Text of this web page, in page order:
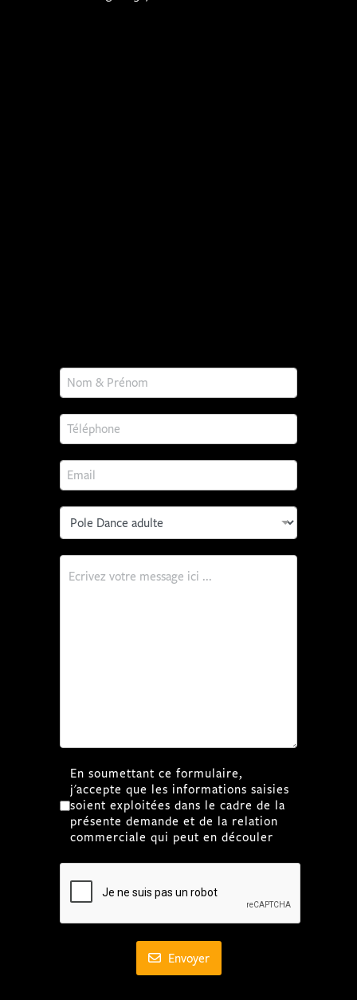
RGPD*
En soumettant ce formulaire,
j'accepte que les informations saisies
soient exploitées dans le cadre de la
présente demande et de la relation
commerciale qui peut en découler
Envoyer